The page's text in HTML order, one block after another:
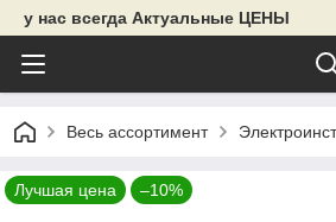
у нас всегда Актуальные ЦЕНЫ
Весь ассортимент
Лучшая цена –10%